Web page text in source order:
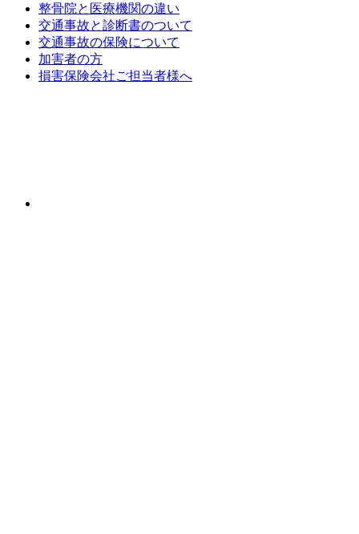
整骨院と医療機関の違い
交通事故と診断書のついて
交通事故の保険について
加害者の方
損害保険会社ご担当者様へ